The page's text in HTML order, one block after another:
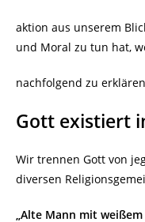
aktion aus unserem
und Moral zu tun hat,
nachfolgend zu
Gott existiert
Wir trennen Gott von
diversen
„Alte Mann mit